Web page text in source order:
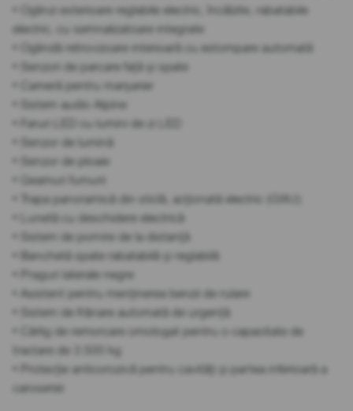
• Oglinzi exterioare reglabile electric, încălzite, rabatabile
electric, cu semnalizatoare integrate
• Oglindă retrovizoare interioară cu estompare automată
• Senzori de parcare față și spate
• Cameră pentru marșarier
• Sistem audio Alpine
• Faruri LED cu lumini de zi LED
• Senzor de lumină
• Senzor de ploaie
• Geamuri fumurii
• Trapa panoramică din sticlă, acționată electric (GWJ)
• Lunetă cu deschidere electrică
• Sistem de pornire de la distanță
• Banchetă spate rabatabilă și reglabilă
• Praguri laterale negre
• Asistent pentru menținerea benzii de rulare
• Sistem de frânare automată de urgență
• Cârlig de remorcare omologat pentru o capacitate de
tractare de 3.500 kg
• Protecție anticorozivă pentru cavități și partea inferioară a
caroseriei